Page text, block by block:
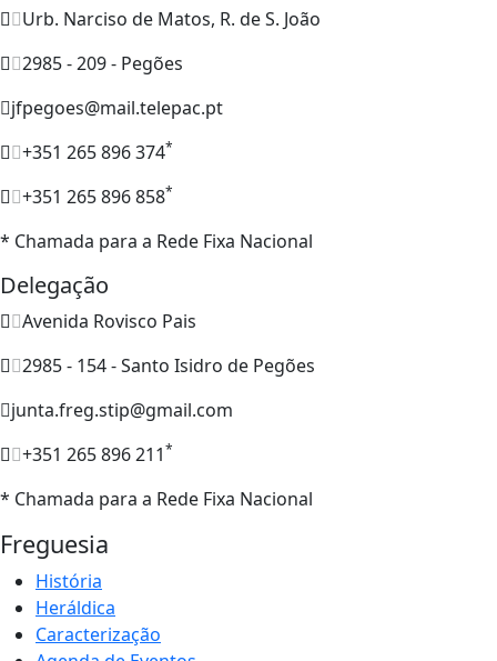
Urb. Narciso de Matos, R. de S. João
2985 - 209 - Pegões
jfpegoes@mail.telepac.pt
+351 265 896 374*
+351 265 896 858*
* Chamada para a Rede Fixa Nacional
Delegação
Avenida Rovisco Pais
2985 - 154 - Santo Isidro de Pegões
junta.freg.stip@gmail.com
+351 265 896 211*
* Chamada para a Rede Fixa Nacional
Freguesia
História
Heráldica
Caracterização